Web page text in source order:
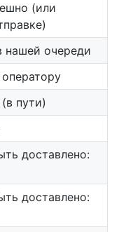
(или
нашей очереди
пути)
доставлено:
доставлено: